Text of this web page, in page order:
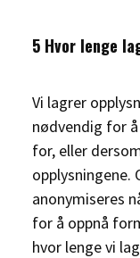
5 Hvor lenge
Vi lagrer
nødvendig for
for, eller
opplysningene.
anonymiseres
for å oppnå
hvor lenge vi